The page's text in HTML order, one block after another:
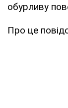
обурливу
Про це